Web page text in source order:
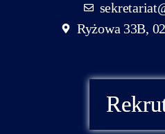
Ryżowa 33B,